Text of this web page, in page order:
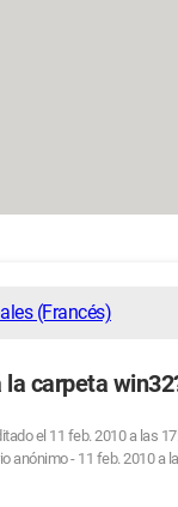
(Francés)
la carpeta
el 11 feb. 2010 a las
anónimo -11 feb. 2010 a